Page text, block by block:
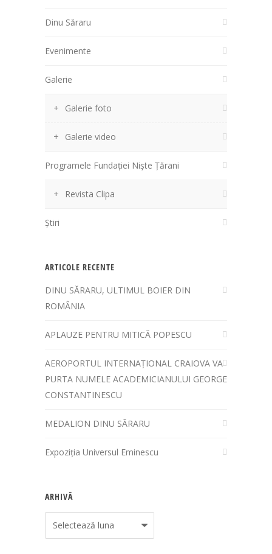
Dinu Săraru
Evenimente
Galerie
Galerie foto
Galerie video
Programele Fundației Niște Țărani
Revista Clipa
Știri
ARTICOLE RECENTE
DINU SĂRARU, ULTIMUL BOIER DIN
ROMÂNIA
APLAUZE PENTRU MITICĂ POPESCU
AEROPORTUL INTERNAȚIONAL CRAIOVA VA
PURTA NUMELE ACADEMICIANULUI GEORGE
CONSTANTINESCU
MEDALION DINU SĂRARU
Expoziția Universul Eminescu
ARHIVĂ
Arhivă